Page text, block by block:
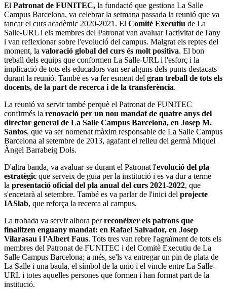
El Patronat de FUNITEC, la fundació que gestiona La Salle
Campus Barcelona, va celebrar la setmana passada la reunió que va
tancar el curs acadèmic 2020-2021. El Comitè Executiu de La
Salle-URL i els membres del Patronat van avaluar l'activitat de l'any
i van reflexionar sobre l'evolució del campus. Malgrat els reptes del
moment, la valoració global del curs és molt positiva. El bon
treball dels equips que conformen La Salle-URL i l'esforç i la
implicació de tots els educadors van ser alguns dels punts destacats
durant la reunió. També es va fer esment del gran treball de tots els
docents, de la part de recerca i de la transferència.
La reunió va servir també perquè el Patronat de FUNITEC
confirmés la renovació per un nou mandat de quatre anys del
director general de La Salle Campus Barcelona, en Josep M.
Santos, que va ser nomenat màxim responsable de La Salle Campus
Barcelona al setembre de 2013, agafant el relleu del germà Miquel
Àngel Barrabeig Dols.
D'altra banda, va avaluar-se durant el Patronat l'evolució del pla
estratègic que serveix de guia per la institució i es va dur a terme
la presentació oficial del pla anual del curs 2021-2022, que
s'encetarà al setembre. També es va parlar de l'inici del projecte
IASlab, que reforça la recerca al campus.
La trobada va servir alhora perreconèixer els patrons que
finalitzen enguany mandat: en Rafael Salvador, en Josep
Vilarasau i l'Albert Faus. Tots tres van rebre l'agraïment de tots els
membres del Patronat de FUNITEC i del Comitè Executiu de La
Salle Campus Barcelona; a més, se'ls va entregar un pin de plata de
La Salle i una baula, el símbol de la unió i el vincle entre La Salle-
URL i totes aquelles persones que formen i han format part de la
institució.